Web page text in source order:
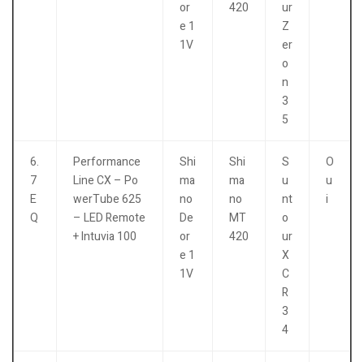
or
e 1
1V
420
ur
Z
er
o
n
3
5
6.
7
E
Q
Performance
Line CX – Po
werTube 625
– LED Remote
+ Intuvia 100
Shi
ma
no
De
or
e 1
1V
Shi
ma
no
MT
420
S
u
nt
o
ur
X
C
R
3
4
O
u
i